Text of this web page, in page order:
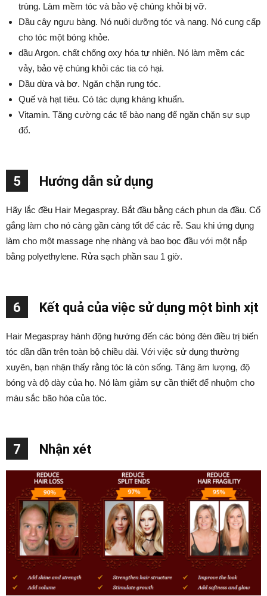
trùng. Làm mềm tóc và bảo vệ chúng khỏi bị vỡ.
Dầu cây ngưu bàng. Nó nuôi dưỡng tóc và nang. Nó cung cấp
cho tóc một bóng khỏe.
dầu Argon. chất chống oxy hóa tự nhiên. Nó làm mềm các
vảy, bảo vệ chúng khỏi các tia có hại.
Dầu dừa và bơ. Ngăn chặn rụng tóc.
Quế và hạt tiêu. Có tác dụng kháng khuẩn.
Vitamin. Tăng cường các tế bào nang để ngăn chặn sự sụp
đổ.
5 Hướng dẫn sử dụng
Hãy lắc đều Hair Megaspray. Bắt đầu bằng cách phun da đầu. Cố
gắng làm cho nó càng gần càng tốt để các rễ. Sau khi ứng dụng
làm cho một massage nhẹ nhàng và bao bọc đầu với một nắp
bằng polyethylene. Rửa sạch phần sau 1 giờ.
6 Kết quả của việc sử dụng một bình xịt
Hair Megaspray hành động hướng đến các bóng đèn điều trị biến
tóc dần dần trên toàn bộ chiều dài. Với việc sử dụng thường
xuyên, bạn nhận thấy rằng tóc là còn sống. Tăng âm lượng, độ
bóng và độ dày của họ. Nó làm giảm sự cần thiết để nhuộm cho
màu sắc bão hòa của tóc.
7 Nhận xét